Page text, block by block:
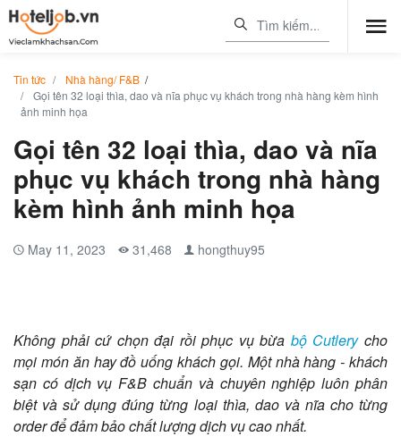
Tin tức Nhà hàng/ F&B /
Gọi tên 32 loại thìa, dao và nĩa phục vụ khách trong nhà hàng kèm hình
ảnh minh họa
Gọi tên 32 loại thìa, dao và nĩa
phục vụ khách trong nhà hàng
kèm hình ảnh minh họa
May 11, 2023 31,468 hongthuy95
Không phải cứ chọn đại rồi phục vụ bừa bộ Cutlerycho
mọi món ăn hay đồ uống khách gọi. Một nhà hàng - khách
sạn có dịch vụ F&B chuẩn và chuyên nghiệp luôn phân
biệt và sử dụng đúng từng loại thìa, dao và nĩa cho từng
order để đảm bảo chất lượng dịch vụ cao nhất.